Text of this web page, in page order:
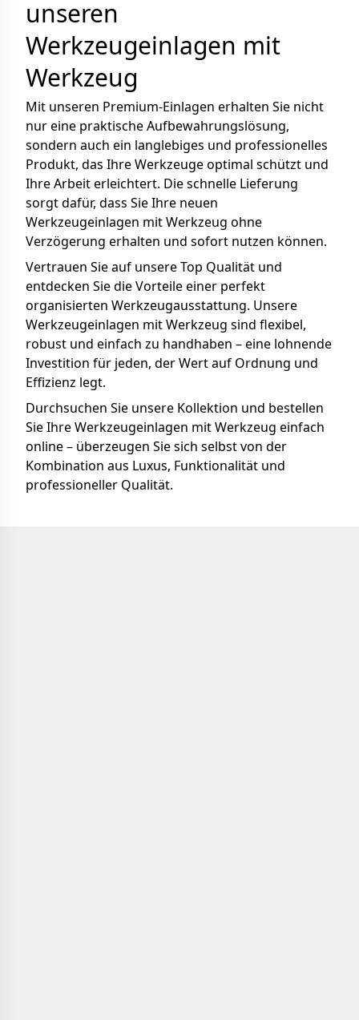
unseren
Werkzeugeinlagen mit
Werkzeug
Mit unseren Premium-Einlagen erhalten Sie nicht
nur eine praktische Aufbewahrungslösung,
sondern auch ein langlebiges und professionelles
Produkt, das Ihre Werkzeuge optimal schützt und
Ihre Arbeit erleichtert. Die schnelle Lieferung
sorgt dafür, dass Sie Ihre neuen
Werkzeugeinlagen mit Werkzeug ohne
Verzögerung erhalten und sofort nutzen können.
Vertrauen Sie auf unsere Top Qualität und
entdecken Sie die Vorteile einer perfekt
organisierten Werkzeugausstattung. Unsere
Werkzeugeinlagen mit Werkzeug sind flexibel,
robust und einfach zu handhaben – eine lohnende
Investition für jeden, der Wert auf Ordnung und
Effizienz legt.
Durchsuchen Sie unsere Kollektion und bestellen
Sie Ihre Werkzeugeinlagen mit Werkzeug einfach
online – überzeugen Sie sich selbst von der
Kombination aus Luxus, Funktionalität und
professioneller Qualität.